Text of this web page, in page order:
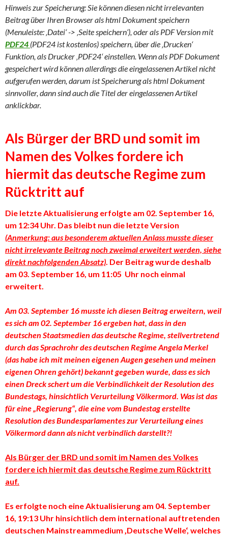
Hinweis zur Speicherung: Sie können diesen nicht irrelevanten
Beitrag über Ihren Browser als html Dokument speichern
(Menuleiste: ‚Datei‘ -> ‚Seite speichern‘), oder als PDF Version mit
PDF24 (PDF24 ist kostenlos) speichern, über die ‚Drucken‘
Funktion, als Drucker ‚PDF24‘ einstellen. Wenn als PDF Dokument
gespeichert wird können allerdings die eingelassenen Artikel nicht
aufgerufen werden, darum ist Speicherung als html Dokument
sinnvoller, dann sind auch die Titel der eingelassenen Artikel
anklickbar.
Als Bürger der BRD und somit im
Namen des Volkes fordere ich
hiermit das deutsche Regime zum
Rücktritt auf
Die letzte Aktualisierung erfolgte am 02. September 16,
um 12:34 Uhr. Das bleibt nun die letzte Version
(Anmerkung: aus besonderem aktuellen Anlass musste dieser
nicht irrelevante Beitrag noch zweimal erweitert werden, siehe
direkt nachfolgenden Absatz). Der Beitrag wurde deshalb
am 03. September 16, um 11:05 Uhr noch einmal
erweitert.
Am 03. September 16 musste ich diesen Beitrag erweitern, weil
es sich am 02. September 16 ergeben hat, dass in den
deutschen Staatsmedien das deutsche Regime, stellvertretend
durch das Sprachrohr des deutschen Regime Angela Merkel
(das habe ich mit meinen eigenen Augen gesehen und meinen
eigenen Ohren gehört) bekannt gegeben wurde, dass es sich
einen Dreck schert um die Verbindlichkeit der Resolution des
Bundestags, hinsichtlich Verurteilung Völkermord. Was ist das
für eine „Regierung“, die eine vom Bundestag erstellte
Resolution des Bundesparlamentes zur Verurteilung eines
Völkermord dann als nicht verbindlich darstellt?!
Als Bürger der BRD und somit im Namen des Volkes
fordere ich hiermit das deutsche Regime zum Rücktritt
auf.
Es erfolgte noch eine Aktualisierung am 04. September
16, 19:13 Uhr hinsichtlich dem international auftretenden
deutschen Mainstreammedium ‚Deutsche Welle‘, welches